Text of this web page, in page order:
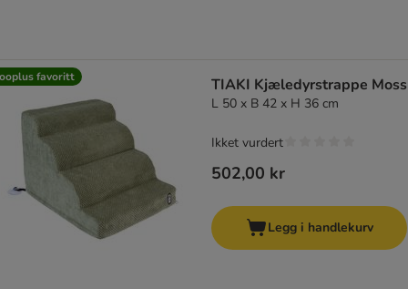
favoritt TIAKI Kjæledyrstrappe Moss
L 50 x B 42 x H 36 cm
502,00 kr
Ikket vurdert
Legg i handlekurv